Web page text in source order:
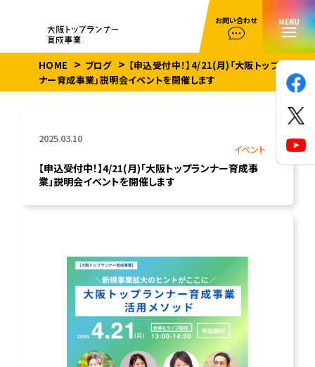
お問い合わせ MENU
HOME ブログ
【申込受付中！】4/21(月)「大阪トップラン
ナー育成事業」説明会イベントを開催します
2025.03.10
イベント
【申込受付中！】4/21(月)「大阪トップランナー育成事
業」説明会イベントを開催します